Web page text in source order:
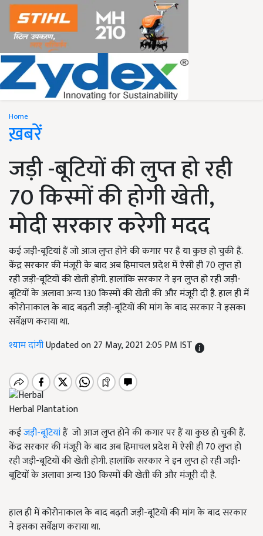
Home
ख़बरें
जड़ी -बूटियों की लुप्त हो रही
70 किस्मों की होगी खेती,
मोदी सरकार करेगी मदद
कई जड़ी-बूटियां हैं जो आज लुप्त होने की कगार पर हैं या कुछ हो चुकी हैं.
केंद्र सरकार की मंजूरी के बाद अब हिमाचल प्रदेश में ऐसी ही 70 लुप्त हो
रही जड़ी-बूटियों की खेती होगी. हालांकि सरकार ने इन लुप्त हो रही जड़ी-
बूटियों के अलावा अन्य 130 किस्मों की खेती की और मंजूरी दी है. हाल ही में
कोरोनाकाल के बाद बढ़ती जड़ी-बूटियों की मांग के बाद सरकार ने इसका
सर्वेक्षण कराया था.
श्याम दांगीUpdated on 27 May, 2021 2:05 PM IST
Herbal Plantation
कईजड़ी-बूटियांहैं जो आज लुप्त होने की कगार पर हैं या कुछ हो चुकी हैं.
केंद्र सरकार की मंजूरी के बाद अब हिमाचल प्रदेश में ऐसी ही 70 लुप्त हो
रही जड़ी-बूटियों की खेती होगी. हालांकि सरकार ने इन लुप्त हो रही जड़ी-
बूटियों के अलावा अन्य 130 किस्मों की खेती की और मंजूरी दी है.
हाल ही में कोरोनाकाल के बाद बढ़ती जड़ी-बूटियों की मांग के बाद सरकार
ने इसका सर्वेक्षण कराया था.